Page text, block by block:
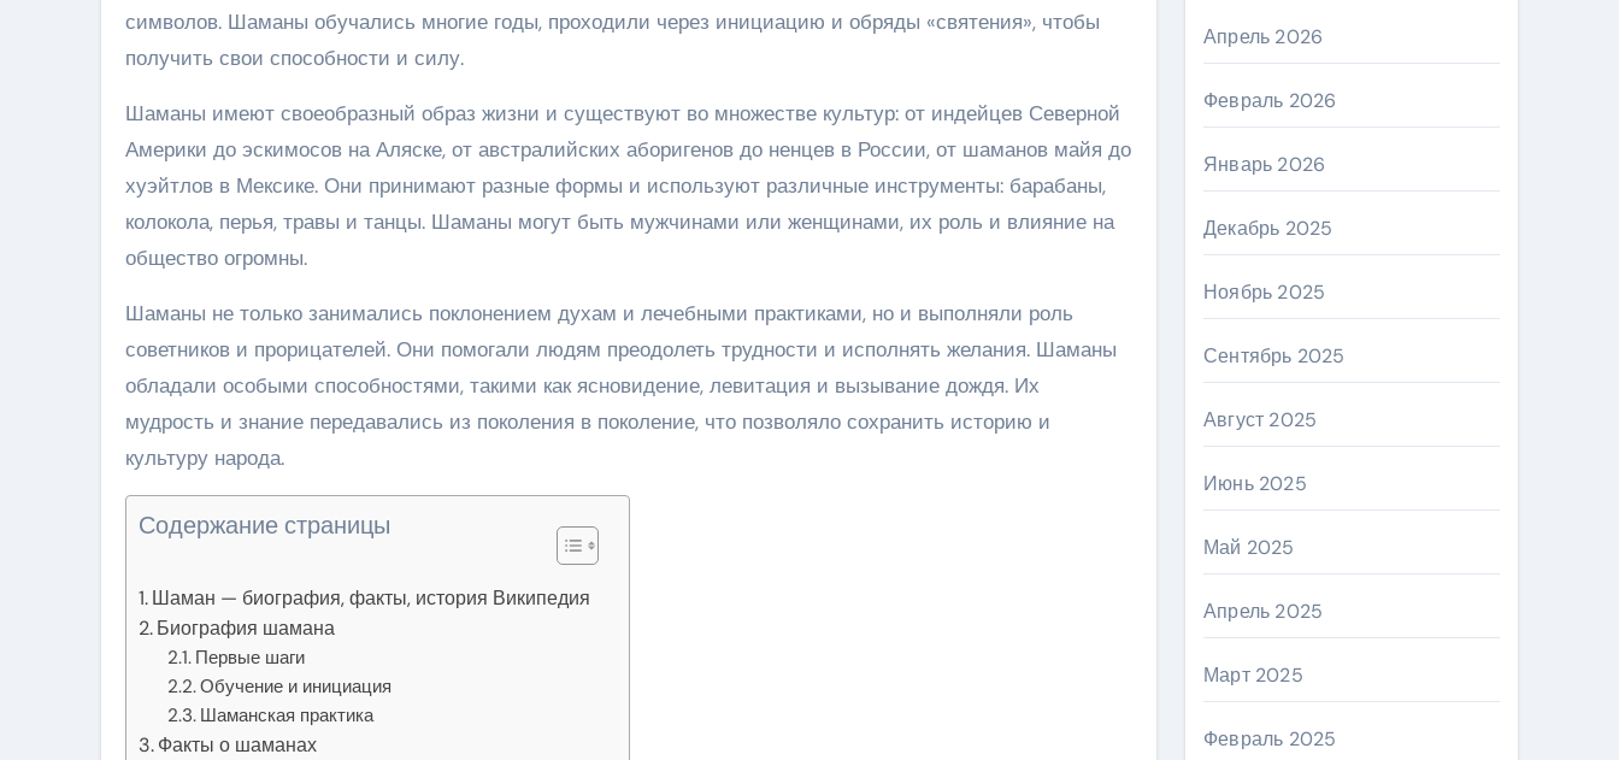
символов. Шаманы обучались многие годы, проходили через инициацию и обряды «святения», чтобы
получить свои способности и силу.
Шаманы имеют своеобразный образ жизни и существуют во множестве культур: от индейцев Северной
Америки до эскимосов на Аляске, от австралийских аборигенов до ненцев в России, от шаманов майя до
хуэйтлов в Мексике. Они принимают разные формы и используют различные инструменты: барабаны,
колокола, перья, травы и танцы. Шаманы могут быть мужчинами или женщинами, их роль и влияние на
общество огромны.
Шаманы не только занимались поклонением духам и лечебными практиками, но и выполняли роль
советников и прорицателей. Они помогали людям преодолеть трудности и исполнять желания. Шаманы
обладали особыми способностями, такими как ясновидение, левитация и вызывание дождя. Их
мудрость и знание передавались из поколения в поколение, что позволяло сохранить историю и
культуру народа.
Содержание страницы
Шаман — биография, факты, история Википедия
Биография шамана
Первые шаги
Обучение и инициация
Шаманская практика
Факты о шаманах
Апрель 2026
Февраль 2026
Январь 2026
Декабрь 2025
Ноябрь 2025
Сентябрь 2025
Август 2025
Июнь 2025
Май 2025
Апрель 2025
Март 2025
Февраль 2025